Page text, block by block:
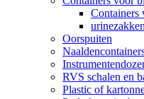
Containers
urinezakken
Oorspuiten
RVS schalen en
Plastic of